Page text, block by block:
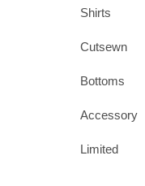
Shirts
Cutsewn
Bottoms
Accessory
Limited